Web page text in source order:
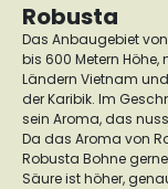
Robusta
Das Anbaugebiet
bis 600 Metern
Ländern Vietnam
der Karibik. Im
sein Aroma, das
Da das Aroma von
Robusta Bohne
Säure ist höher,